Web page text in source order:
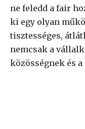
ne feledd a fair
ki egy olyan
tisztességes,
nemcsak a
közösségnek és